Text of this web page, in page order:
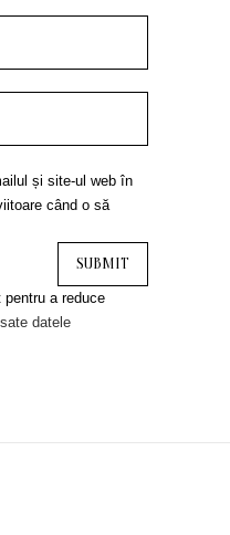
și site-ul web în
când o să
a reduce
datele